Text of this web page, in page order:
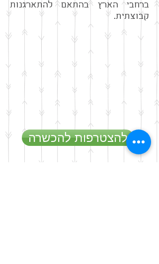
ברחבי הארץ בהתאם להתארגנות
קבוצתית.
להצטרפות להכשרה